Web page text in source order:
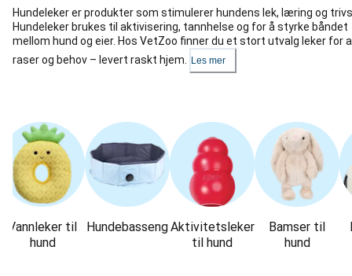
Hundeleker er produkter som stimulerer hundens lek, læring og
Hundeleker brukes til aktivisering, tannhelse og for å styrke båndet
mellom hund og eier. Hos VetZoo finner du et stort utvalg leker for
raser og behov – levert raskt hjem.
Les mer
Hopp
Vannleker til
hund
HundebassengAktivitetsleker
til hund
Bamser til
hund